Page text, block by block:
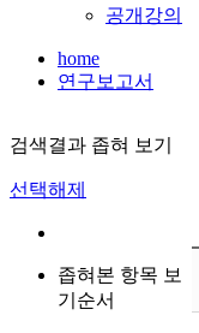
공개강의
home
연구보고서
검색결과 좁혀 보기
선택해제
좁혀본 항목 보
기순서